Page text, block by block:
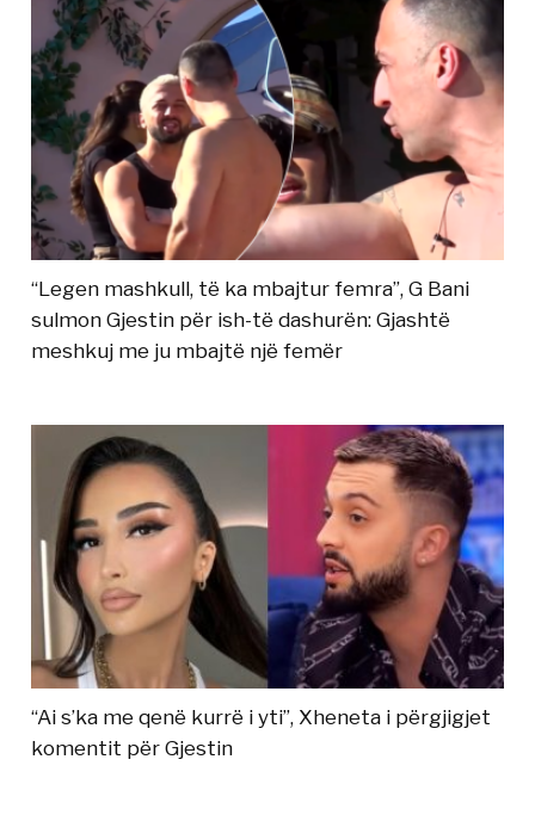
“Legen mashkull, të ka mbajtur femra”, G Bani
sulmon Gjestin për ish-të dashurën: Gjashtë
meshkuj me ju mbajtë një femër
“Ai s’ka me qenë kurrë i yti”, Xheneta i përgjigjet
komentit për Gjestin